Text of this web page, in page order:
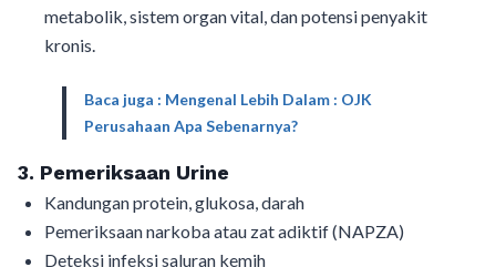
metabolik, sistem organ vital, dan potensi penyakit
kronis.
Baca juga : Mengenal Lebih Dalam : OJK
Perusahaan Apa Sebenarnya?
3. Pemeriksaan Urine
Kandungan protein, glukosa, darah
Pemeriksaan narkoba atau zat adiktif (NAPZA)
Deteksi infeksi saluran kemih